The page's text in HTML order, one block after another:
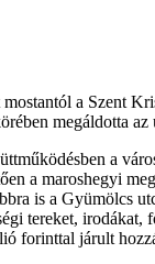
a Szent
megáldotta az
a
a maroshegyi
is a Gyümölcs
tereket, irodákat,
forinttal járult